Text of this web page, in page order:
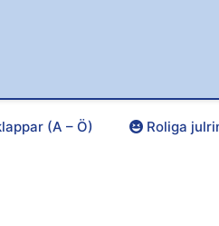
(A – Ö) Roliga